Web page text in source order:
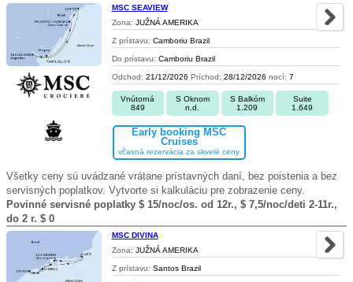
MSC SEAVIEW
Zona: JUŽNÁ AMERIKA
Z prístavu: Camboriu Brazil
Do prístavu: Camboriu Brazil
Odchod: 21/12/2026 Príchod: 28/12/2026 nocí: 7
Vnútorná
849
S Oknom
n.d.
S Balkóm
1.209
Suite
1.649
Early booking MSC
Cruises
včasná rezervácia za skvelé ceny
Všetky ceny sú uvádzané vrátane prístavných daní, bez poistenia a bez
servisných poplatkov. Vytvorte si kalkuláciu pre zobrazenie ceny.
Povinné servisné poplatky $ 15/noc/os. od 12r., $ 7,5/noc/deti 2-11r.,
do 2 r. $ 0
MSC DIVINA
Zona: JUŽNÁ AMERIKA
Z prístavu: Santos Brazil